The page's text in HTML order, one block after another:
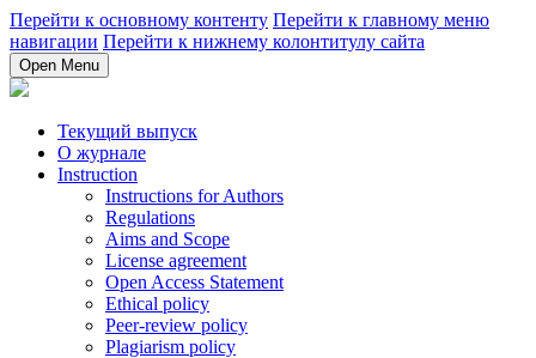
Перейти к основному контенту Перейти к главному меню
навигации Перейти к нижнему колонтитулу сайта
Open Menu
Текущий выпуск
О журнале
Instruction
Instructions for Authors
Regulations
Aims and Scope
License agreement
Open Access Statement
Ethical policy
Peer-review policy
Plagiarism policy